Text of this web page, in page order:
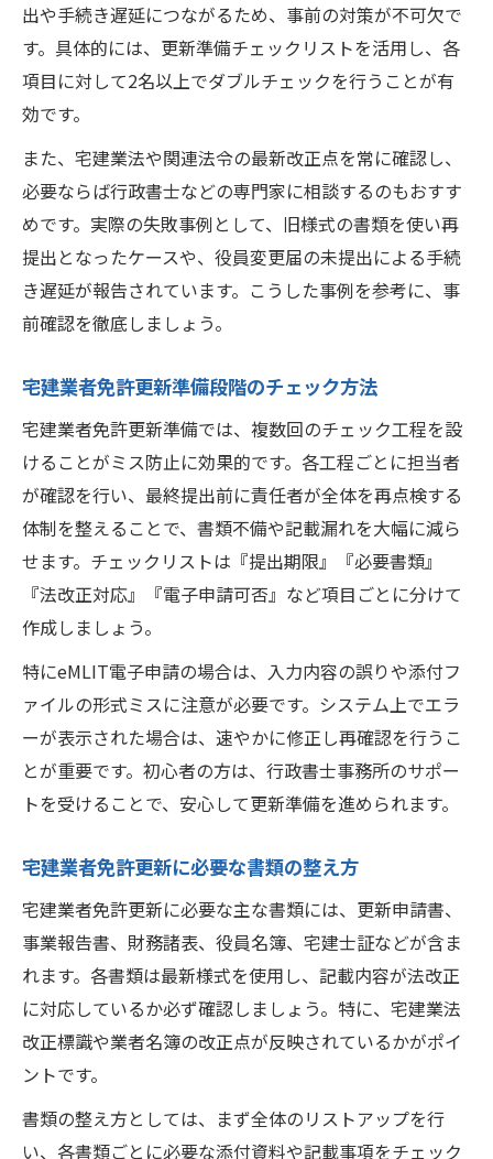
出や手続き遅延につながるため、事前の対策が不可欠で
す。具体的には、更新準備チェックリストを活用し、各
項目に対して2名以上でダブルチェックを行うことが有
効です。
また、宅建業法や関連法令の最新改正点を常に確認し、
必要ならば行政書士などの専門家に相談するのもおすす
めです。実際の失敗事例として、旧様式の書類を使い再
提出となったケースや、役員変更届の未提出による手続
き遅延が報告されています。こうした事例を参考に、事
前確認を徹底しましょう。
宅建業者免許更新準備段階のチェック方法
宅建業者免許更新準備では、複数回のチェック工程を設
けることがミス防止に効果的です。各工程ごとに担当者
が確認を行い、最終提出前に責任者が全体を再点検する
体制を整えることで、書類不備や記載漏れを大幅に減ら
せます。チェックリストは『提出期限』『必要書類』
『法改正対応』『電子申請可否』など項目ごとに分けて
作成しましょう。
特にeMLIT電子申請の場合は、入力内容の誤りや添付フ
ァイルの形式ミスに注意が必要です。システム上でエラ
ーが表示された場合は、速やかに修正し再確認を行うこ
とが重要です。初心者の方は、行政書士事務所のサポー
トを受けることで、安心して更新準備を進められます。
宅建業者免許更新に必要な書類の整え方
宅建業者免許更新に必要な主な書類には、更新申請書、
事業報告書、財務諸表、役員名簿、宅建士証などが含ま
れます。各書類は最新様式を使用し、記載内容が法改正
に対応しているか必ず確認しましょう。特に、宅建業法
改正標識や業者名簿の改正点が反映されているかがポイ
ントです。
書類の整え方としては、まず全体のリストアップを行
い、各書類ごとに必要な添付資料や記載事項をチェック